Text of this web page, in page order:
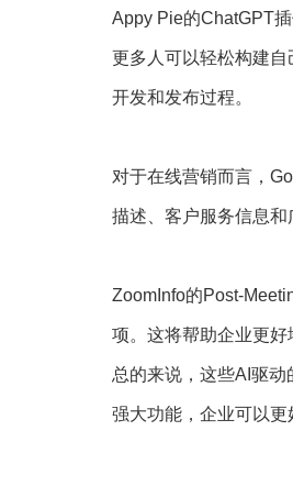
Appy Pie的ChatGPT
更多人可以轻松构建
开发和发布过程。
对于在线营销而言，
描述、客户服务信息和
ZoomInfo的Post-
项。这将帮助企业更好
总的来说，这些AI驱
强大功能，企业可以更